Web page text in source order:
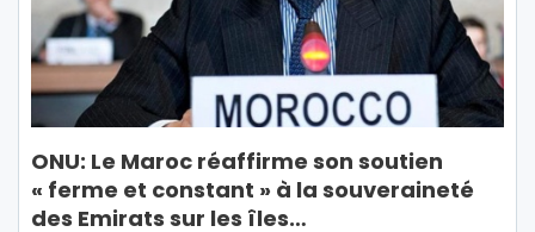
ONU: Le Maroc réaffirme son soutien
« ferme et constant » à la souveraineté
des Emirats sur les îles…